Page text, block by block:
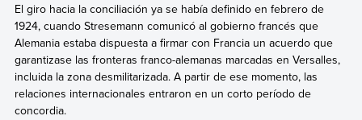
El giro hacia la conciliación ya se había definido en febrero de
1924, cuando Stresemann comunicó al gobierno francés que
Alemania estaba dispuesta a firmar con Francia un acuerdo que
garantizase las fronteras franco-alemanas marcadas en Versalles,
incluida la zona desmilitarizada. A partir de ese momento, las
relaciones internacionales entraron en un corto período de
concordia.